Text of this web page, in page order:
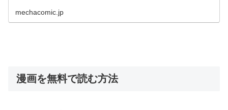
mechacomic.jp
漫画を無料で読む方法